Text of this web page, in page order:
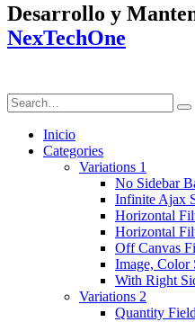
Desarrollo y
NexTechOne
Inicio
Categories
Variations 1
No Sidebar
Infinite Ajax
Horizontal
Horizontal
Off Canvas
Image, Color
With Right
Variations 2
Quantity Field